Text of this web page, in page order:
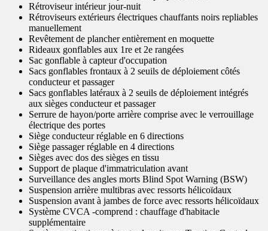
Rétroviseur intérieur jour-nuit
Rétroviseurs extérieurs électriques chauffants noirs repliables
manuellement
Revêtement de plancher entièrement en moquette
Rideaux gonflables aux 1re et 2e rangées
Sac gonflable à capteur d'occupation
Sacs gonflables frontaux à 2 seuils de déploiement côtés
conducteur et passager
Sacs gonflables latéraux à 2 seuils de déploiement intégrés
aux sièges conducteur et passager
Serrure de hayon/porte arrière comprise avec le verrouillage
électrique des portes
Siège conducteur réglable en 6 directions
Siège passager réglable en 4 directions
Sièges avec dos des sièges en tissu
Support de plaque d'immatriculation avant
Surveillance des angles morts Blind Spot Warning (BSW)
Suspension arrière multibras avec ressorts hélicoïdaux
Suspension avant à jambes de force avec ressorts hélicoïdaux
Système CVCA -comprend : chauffage d'habitacle
supplémentaire